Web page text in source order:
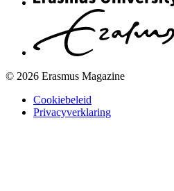
© 2026 Erasmus Magazine
Cookiebeleid
Privacyverklaring